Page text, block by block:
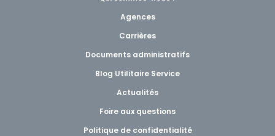
Agences
Carrières
Documents administratifs
Blog Utilitaire Service
Actualités
Foire aux questions
Politique de confidentialité